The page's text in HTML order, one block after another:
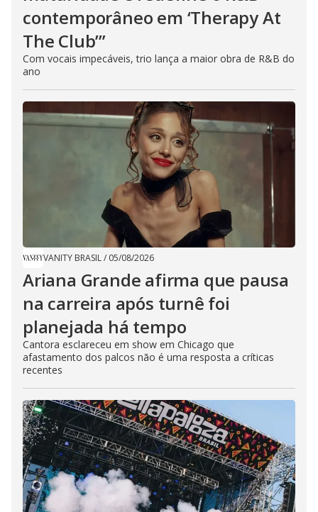
contemporâneo em ‘Therapy At
The Club’”
Com vocais impecáveis, trio lança a maior obra de R&B do
ano
VANITY BRASIL/ 05/08/2026
Ariana Grande afirma que pausa
na carreira após turnê foi
planejada há tempo
Cantora esclareceu em show em Chicago que
afastamento dos palcos não é uma resposta a críticas
recentes